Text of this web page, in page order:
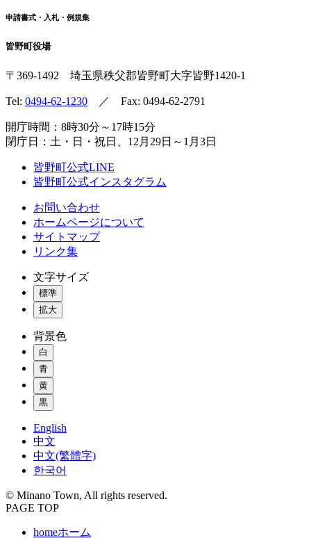
申請書式・入札・例規集
皆野町役場
〒369-1492 埼玉県秩父郡皆野町大字皆野1420-1
Tel: 0494-62-1230 ／ Fax: 0494-62-2791
開庁時間：8時30分～17時15分
閉庁日：土・日・祝日、12月29日～1月3日
皆野町公式LINE
皆野町公式インスタグラム
お問い合わせ
ホームページについて
サイトマップ
リンク集
文字サイズ
標準
拡大
背景色
白
青
黄
黒
English
中文
中文(繁體字)
한국어
© Minano Town, All rights reserved.
PAGE TOP
homeホーム